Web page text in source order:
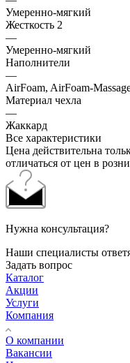
Умеренно-мягкий
Жесткость 2
—
Умеренно-мягкий
Наполнители
—
AirFoam, AirFoam-
Материал чехла
—
Жаккард
Все характеристики
Цена действительна
отличаться от цен в
Нужна консультация?
Наши специалисты
Задать вопрос
Каталог
Акции
Услуги
Компания
О компании
Вакансии